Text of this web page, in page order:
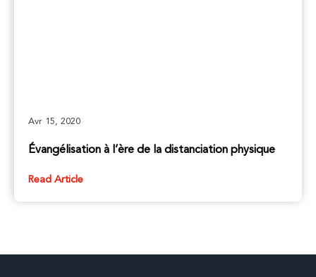
Avr 15, 2020
Évangélisation à l’ère de la distanciation physique
Read Article